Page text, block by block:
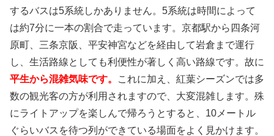
するバスは5系統しかありません。5系統は時間によって
は約7分に一本の割合で走っています。京都駅から四条河
原町、三条京阪、平安神宮などを経由して岩倉まで運行
し、生活路線としても利便性が著しく高い路線です。故に
平生から混雑気味です。
これに加え、紅葉シーズンでは多
数の観光客の方が利用されますので、大変混雑します。殊
にライトアップを楽しんで帰ろうとすると、10メートル
ぐらいバスを待つ列ができている場面をよく見かけます。